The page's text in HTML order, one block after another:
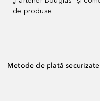
de produse.
Metode de plată securizate